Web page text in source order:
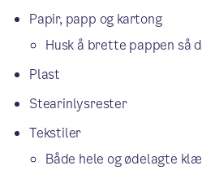
Papir, papp og kartong
Husk å brette pappen så
Plast
Stearinlysrester
Tekstiler
Både hele og ødelagte